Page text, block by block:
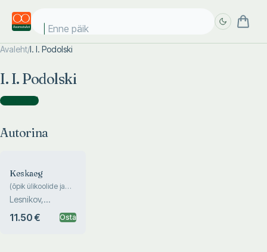
Enne päike
Avaleht/I. I. Podolski
I. I. Podolski
Autorina )
Autorina
Keskaeg
(õpik ülikoolide ja
pedagoogikainstituutide
ajalooteaduskondadele)
Lesnikov,
Podolski, Skazkin
11.50 € Osta